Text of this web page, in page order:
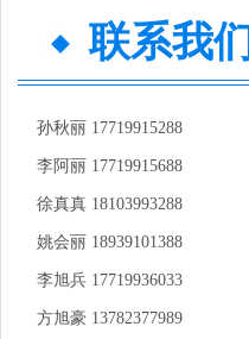
联系我们
孙秋丽 17719915288
李阿丽 17719915688
徐真真 18103993288
姚会丽 18939101388
李旭兵 17719936033
方旭豪 13782377989